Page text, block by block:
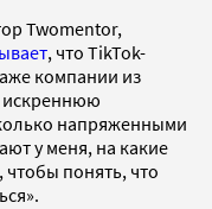
Twomentor,
, что TikTok-
компании из
искреннюю
напряженными
у меня, на какие
понять, что